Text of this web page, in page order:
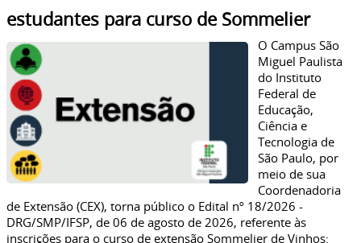
estudantes para curso de Sommelier
O Campus São
Miguel Paulista
do Instituto
Federal de
Educação,
Ciência e
Tecnologia de
São Paulo, por
meio de sua
Coordenadoria
de Extensão (CEX), torna público o Edital nº 18/2026 -
DRG/SMP/IFSP, de 06 de agosto de 2026, referente às
inscrições para o curso de extensão Sommelier de Vinhos: